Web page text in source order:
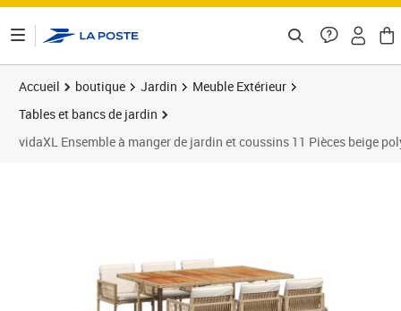
Accueil boutique Jardin
Meuble Extérieur
Tables et bancs de jardin
vidaXL Ensemble à manger de jardin et coussins 11 Pièces beige